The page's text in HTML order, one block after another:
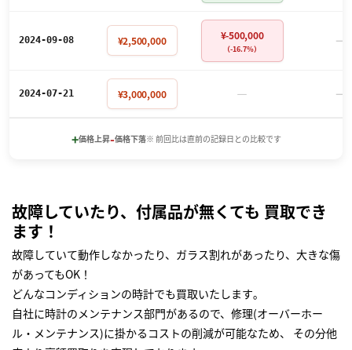
2024-09-08 ¥2,500,000 ¥-500,000
（-16.7%） －
2024-07-21 ¥3,000,000 － －
+価格上昇-価格下落※ 前回比は直前の記録日との比較です
故障していたり、付属品が無くても 買取でき
ます！
故障していて動作しなかったり、ガラス割れがあったり、大きな傷
があってもOK！
どんなコンディションの時計でも買取いたします｡
自社に時計のメンテナンス部門があるので、修理(オーバーホー
ル・メンテナンス)に掛かるコストの削減が可能なため、 その分他